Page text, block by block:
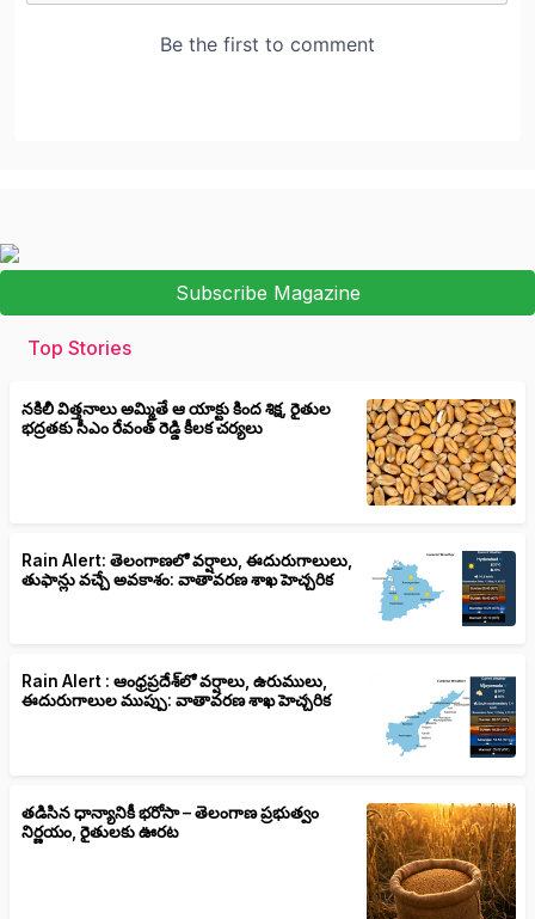
Subscribe Magazine
Top Stories
నకిలీ విత్తనాలు అమ్మితే ఆ యాక్టు కింద శిక్ష, రైతుల
భద్రతకు సీఎం రేవంత్ రెడ్డి కీలక చర్యలు
Rain Alert: తెలంగాణలో వర్షాలు, ఈదురుగాలులు,
తుఫాన్లు వచ్చే అవకాశం: వాతావరణ శాఖ హెచ్చరిక
Rain Alert : ఆంధ్రప్రదేశ్‌లో వర్షాలు, ఉరుములు,
ఈదురుగాలుల ముప్పు: వాతావరణ శాఖ హెచ్చరిక
తడిసిన ధాన్యానికీ భరోసా – తెలంగాణ ప్రభుత్వం
నిర్ణయం, రైతులకు ఊరట